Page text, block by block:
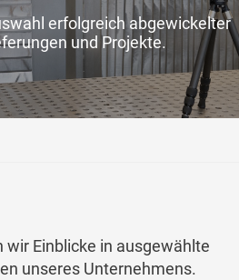
erfolgreich abgewickelter
und Projekte.
wir Einblicke in ausgewählte
unseres Unternehmens.